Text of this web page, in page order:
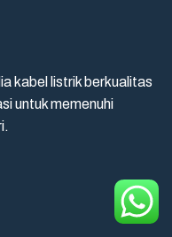
kabel listrik berkualitas
untuk memenuhi